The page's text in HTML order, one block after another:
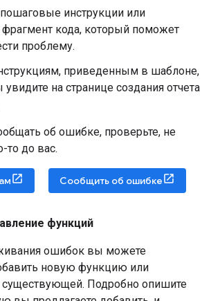
инструкции или
кода, который поможет
проблему.
приведенным в шаблоне,
на странице создания отчета
об ошибке, проверьте, не
то до вас.
Сообщить об ошибке
функций
ошибок вы можете
новую функцию или
существующей. Подробно опишите